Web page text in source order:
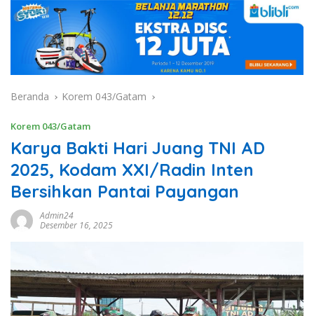
Beranda Korem 043/Gatam
Korem 043/Gatam
Karya Bakti Hari Juang TNI AD
2025, Kodam XXI/Radin Inten
Bersihkan Pantai Payangan
Admin24
Desember 16, 2025